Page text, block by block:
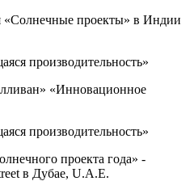
«Солнечные проекты» в Индии
производительность»
«Инновационное
производительность»
проекта года» -
в Дубае, U.A.E.